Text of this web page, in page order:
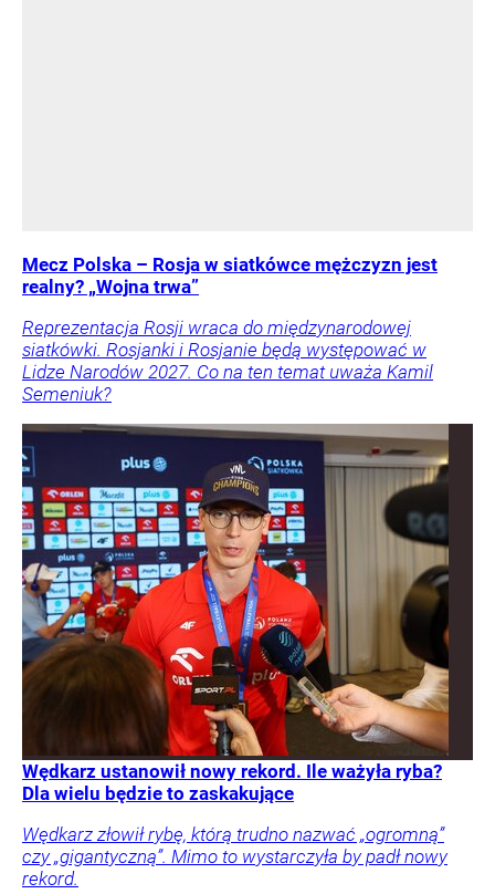
Mecz Polska – Rosja w siatkówce mężczyzn jest
realny? „Wojna trwa”
Reprezentacja Rosji wraca do międzynarodowej
siatkówki. Rosjanki i Rosjanie będą występować w
Lidze Narodów 2027. Co na ten temat uważa Kamil
Semeniuk?
Wędkarz ustanowił nowy rekord. Ile ważyła ryba?
Dla wielu będzie to zaskakujące
Wędkarz złowił rybę, którą trudno nazwać „ogromną”
czy „gigantyczną”. Mimo to wystarczyła by padł nowy
rekord.